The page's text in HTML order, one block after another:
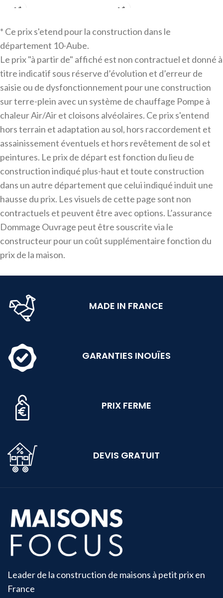
* Ce prix s'etend pour la construction dans le
département 10-Aube.
Le prix "à partir de" affiché est non contractuel et donné à
titre indicatif sous réserve d’évolution et d’erreur de
saisie ou de dysfonctionnement pour une construction
sur terre-plein avec un système de chauffage Pompe à
chaleur Air/Air et cloisons alvéolaires. Ce prix s'entend
hors terrain et adaptation au sol, hors raccordement et
assainissement éventuels et hors revêtement de sol et
peintures. Le prix de départ est fonction du lieu de
construction indiqué plus-haut et toute construction
dans un autre département que celui indiqué induit une
hausse du prix. Les visuels de cette page sont non
contractuels et peuvent être avec options. L’assurance
Dommage Ouvrage peut être souscrite via le
constructeur pour un coût supplémentaire fonction du
prix de la maison.
MADE IN FRANCE
GARANTIES INOUÏES
PRIX FERME
DEVIS GRATUIT
Leader de la construction de maisons à petit prix en
France